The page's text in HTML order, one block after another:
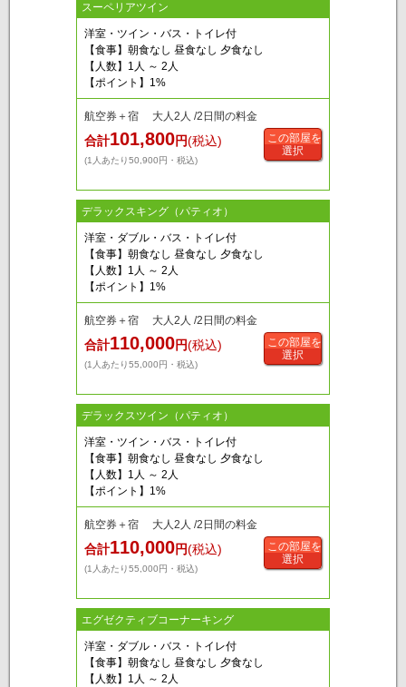
スーペリアツイン
洋室・ツイン・バス・トイレ付
【食事】朝食なし 昼食なし 夕食なし
【人数】1人 ～ 2人
【ポイント】1%
航空券＋宿 大人2人 /2日間の料金
合計101,800円(税込)
(1人あたり50,900円・税込)
この部屋を
選択
デラックスキング（パティオ）
洋室・ダブル・バス・トイレ付
【食事】朝食なし 昼食なし 夕食なし
【人数】1人 ～ 2人
【ポイント】1%
航空券＋宿 大人2人 /2日間の料金
合計110,000円(税込)
(1人あたり55,000円・税込)
この部屋を
選択
デラックスツイン（パティオ）
洋室・ツイン・バス・トイレ付
【食事】朝食なし 昼食なし 夕食なし
【人数】1人 ～ 2人
【ポイント】1%
航空券＋宿 大人2人 /2日間の料金
合計110,000円(税込)
(1人あたり55,000円・税込)
この部屋を
選択
エグゼクティブコーナーキング
洋室・ダブル・バス・トイレ付
【食事】朝食なし 昼食なし 夕食なし
【人数】1人 ～ 2人